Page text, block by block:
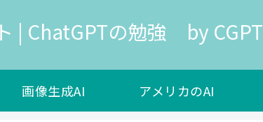
| ChatGPTの勉強 by CGPT
画像生成AI アメリカのAI